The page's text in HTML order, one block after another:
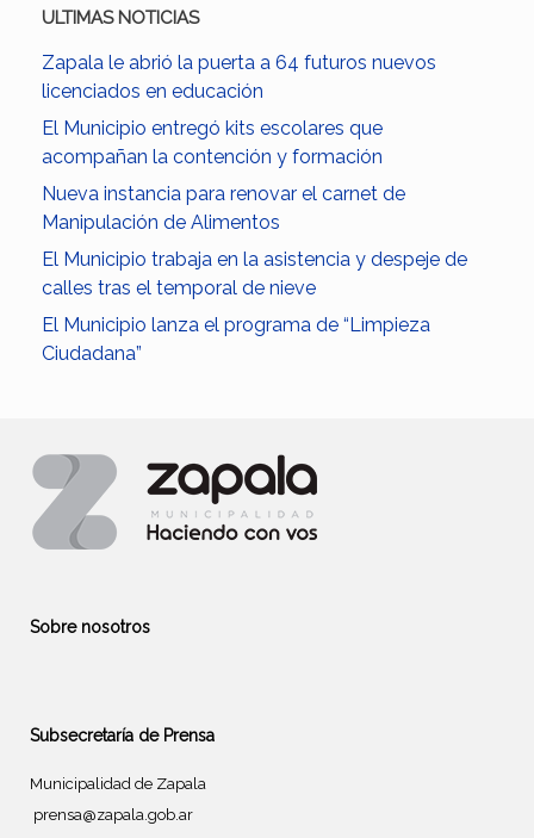
ULTIMAS NOTICIAS
Zapala le abrió la puerta a 64 futuros nuevos
licenciados en educación
El Municipio entregó kits escolares que
acompañan la contención y formación
Nueva instancia para renovar el carnet de
Manipulación de Alimentos
El Municipio trabaja en la asistencia y despeje de
calles tras el temporal de nieve
El Municipio lanza el programa de “Limpieza
Ciudadana”
Sobre nosotros
Subsecretaría de Prensa
Municipalidad de Zapala
prensa@zapala.gob.ar